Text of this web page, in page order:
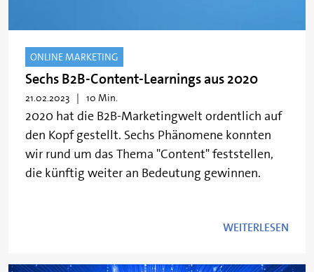
ONLINE MARKETING
Sechs B2B-Content-Learnings aus 2020
21.02.2023 10 Min.
2020 hat die B2B-Marketingwelt ordentlich auf
den Kopf gestellt. Sechs Phänomene konnten
wir rund um das Thema "Content" feststellen,
die künftig weiter an Bedeutung gewinnen.
WEITERLESEN